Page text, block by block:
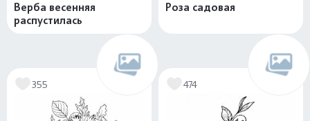
Верба весенняя
распустилась
Роза садовая
355 474